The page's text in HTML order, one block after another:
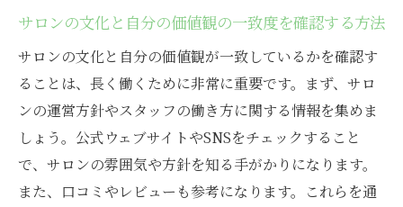
サロンの文化と自分の価値観の一致度を確認する方法
サロンの文化と自分の価値観が一致しているかを確認す
ることは、長く働くために非常に重要です。まず、サロ
ンの運営方針やスタッフの働き方に関する情報を集めま
しょう。公式ウェブサイトやSNSをチェックすること
で、サロンの雰囲気や方針を知る手がかりになります。
また、口コミやレビューも参考になります。これらを通